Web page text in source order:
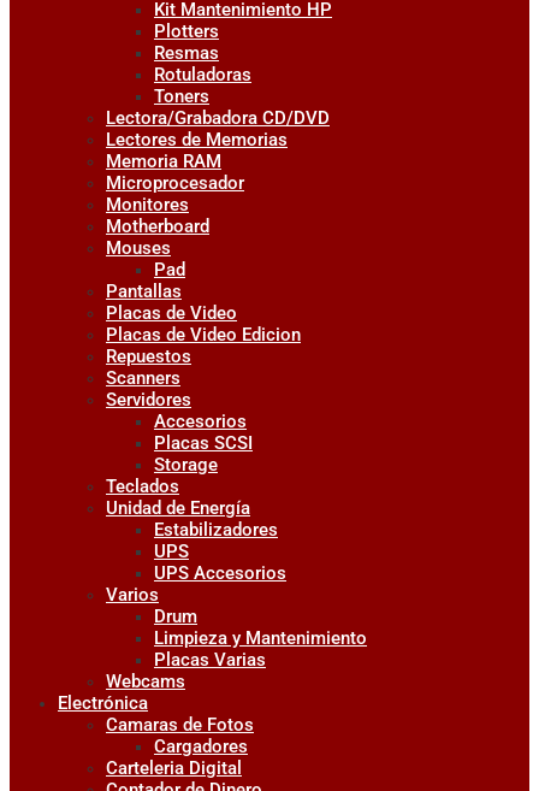
Kit Mantenimiento HP
Plotters
Resmas
Rotuladoras
Toners
Lectora/Grabadora CD/DVD
Lectores de Memorias
Memoria RAM
Microprocesador
Monitores
Motherboard
Mouses
Pad
Pantallas
Placas de Video
Placas de Video Edicion
Repuestos
Scanners
Servidores
Accesorios
Placas SCSI
Storage
Teclados
Unidad de Energía
Estabilizadores
UPS
UPS Accesorios
Varios
Drum
Limpieza y Mantenimiento
Placas Varias
Webcams
Electrónica
Camaras de Fotos
Cargadores
Carteleria Digital